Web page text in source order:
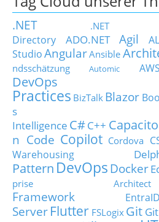
.NET .NET
Directory
ADO.NET Agil
StudioAngularAnsible
ndsschätzung
Automic AWS
DevOps
Practices BizTalk Blazor
s
Intelligence C#C++
n Code Copilot Cordova
Warehousing
Pattern DevOps Docker
prise Architect
Framework
EntraID
Server Flutter FSLogix Git